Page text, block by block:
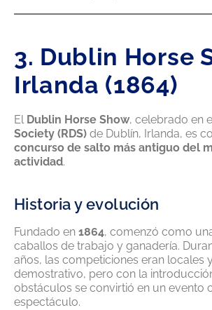
3. Dublin Horse
Irlanda (1864)
El Dublin Horse Show, celebrado en
Society (RDS) de Dublín, Irlanda, es
concurso de salto más antiguo del
actividad.
Historia y evolución
Fundado en 1864, comenzó como
caballos de trabajo y ganadería.
años, las competiciones eran locales
demostrativo, pero con la
obstáculos se convirtió en un evento
espectáculo.